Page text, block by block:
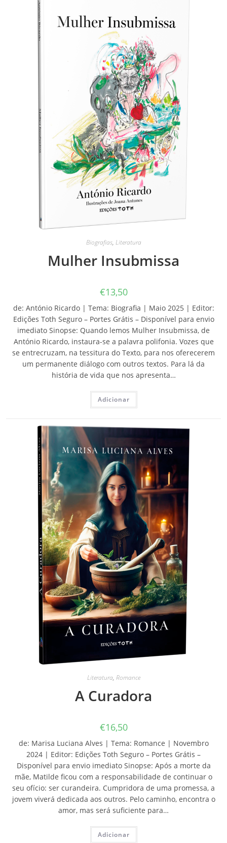
Biografias, Literatura
Mulher Insubmissa
€13,50
de: António Ricardo | Tema: Biografia | Maio 2025 | Editor:
Edições Toth Seguro – Portes Grátis – Disponível para envio
imediato Sinopse: Quando lemos Mulher Insubmissa, de
António Ricardo, instaura-se a palavra polifonia. Vozes que
se entrecruzam, na tessitura do Texto, para nos oferecerem
um permanente diálogo com outros textos. Para lá da
história de vida que nos apresenta…
Adicionar
Literatura, Romance
A Curadora
€16,50
de: Marisa Luciana Alves | Tema: Romance | Novembro
2024 | Editor: Edições Toth Seguro – Portes Grátis –
Disponível para envio imediato Sinopse: Após a morte da
mãe, Matilde ficou com a responsabilidade de continuar o
seu ofício: ser curandeira. Cumpridora de uma promessa, a
jovem viverá dedicada aos outros. Pelo caminho, encontra o
amor, mas será suficiente para…
Adicionar